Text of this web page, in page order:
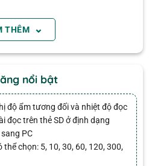
lạnh, xe đông lạnh.
trại, gia đình…
THÊM ⌄
nổi bật
độ ẩm tương đối và nhiệt độ đọc
đọc trên thẻ SD ở định dạng
PC
chọn: 5, 10, 30, 60, 120, 300,